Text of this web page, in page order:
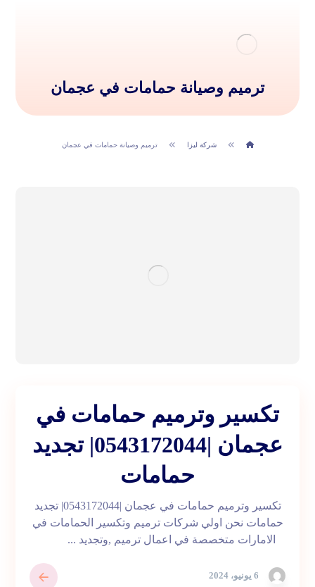
ترميم وصيانة حمامات في عجمان
شركة ليزا ترميم وصيانة حمامات في عجمان
تكسير وترميم حمامات في
عجمان |0543172044| تجديد
حمامات
6 يونيو، 2024
تكسير وترميم حمامات في عجمان |0543172044| تجديد
حمامات نحن اولي شركات ترميم وتكسير الحمامات في
الامارات متخصصة في اعمال ترميم ,وتجديد ...